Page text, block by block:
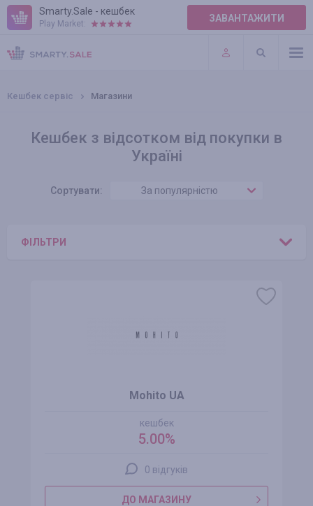
Smarty.Sale - кешбек
Play Market: ЗАВАНТАЖИТИ
ПРАВИЛА
ПЛАГІНИ
Кешбек сервіс Магазини
Кешбек з відсотком від покупки в
Україні
Сортувати: За популярністю
ФІЛЬТРИ
Mohito UA
кешбек
5.00%
0 відгуків
ДО МАГАЗИНУ